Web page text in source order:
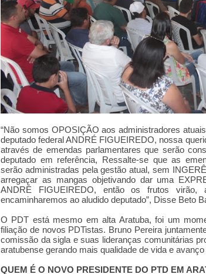
“Não somos OPOSIÇÃO aos administradores
deputado federal ANDRÉ FIGUEIREDO, nossa
através de emendas parlamentares que serão
deputado em referência, Ressalte-se que as
serão administradas pela gestão atual, sem
arregaçar as mangas objetivando dar uma
ANDRÉ FIGUEIREDO, então os frutos virão,
encaminharemos ao aludido deputado”, Disse Beto
O PDT está mesmo em alta Aratuba, foi um
filiação de novos PDTistas. Bruno Pereira
comissão da sigla e suas lideranças comunitárias
aratubense gerando mais qualidade de vida e
QUEM É O NOVO PRESIDENTE DO PTD EM